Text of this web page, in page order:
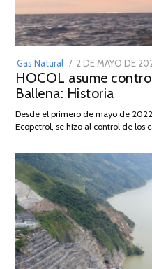
Gas Natural
POSTED
ON
2 DE MAYO DE
HOCOL asume
Ballena: Historia
Desde el primero de mayo de
Ecopetrol, se hizo al control de los